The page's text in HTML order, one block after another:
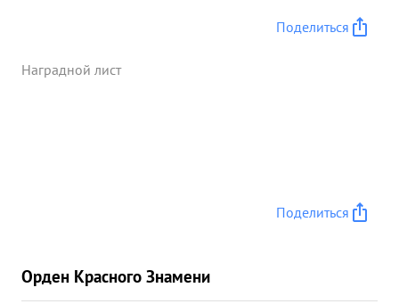
Поделиться
Наградной лист
Поделиться
Орден Красного Знамени